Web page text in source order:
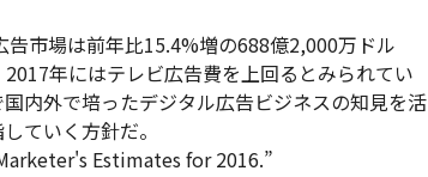
市場は前年比15.4%増の688億2,000万ドル
年にはテレビ広告費を上回るとみられてい
内外で培ったデジタル広告ビジネスの知見を活
ていく方針だ。
Estimates for 2016.”